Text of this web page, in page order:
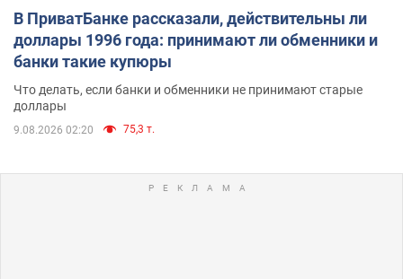
В ПриватБанке рассказали, действительны ли
доллары 1996 года: принимают ли обменники и
банки такие купюры
Что делать, если банки и обменники не принимают старые
доллары
9.08.2026 02:20 75,3 т.